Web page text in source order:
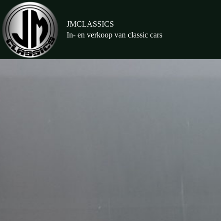
naar
de
inhoud
JMCLASSICS
In- en verkoop van classic cars